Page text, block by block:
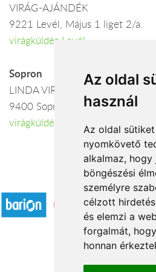
Az oldal
használ
Az oldal
nyomkövető
alkalmaz, hogy
böngészési
személyre
célzott
és elemzi a
forgalmát,
honnan
VIRÁG-AJÁNDÉK
9221 Levél, Május 1 liget 2/a.
virágküldés Levél
Sopron
LINDA VIRÁG AJÁNDÉK
9400 Sopron, Ferenczy J. u. 38.
virágküldés Sopron
Elfogadott